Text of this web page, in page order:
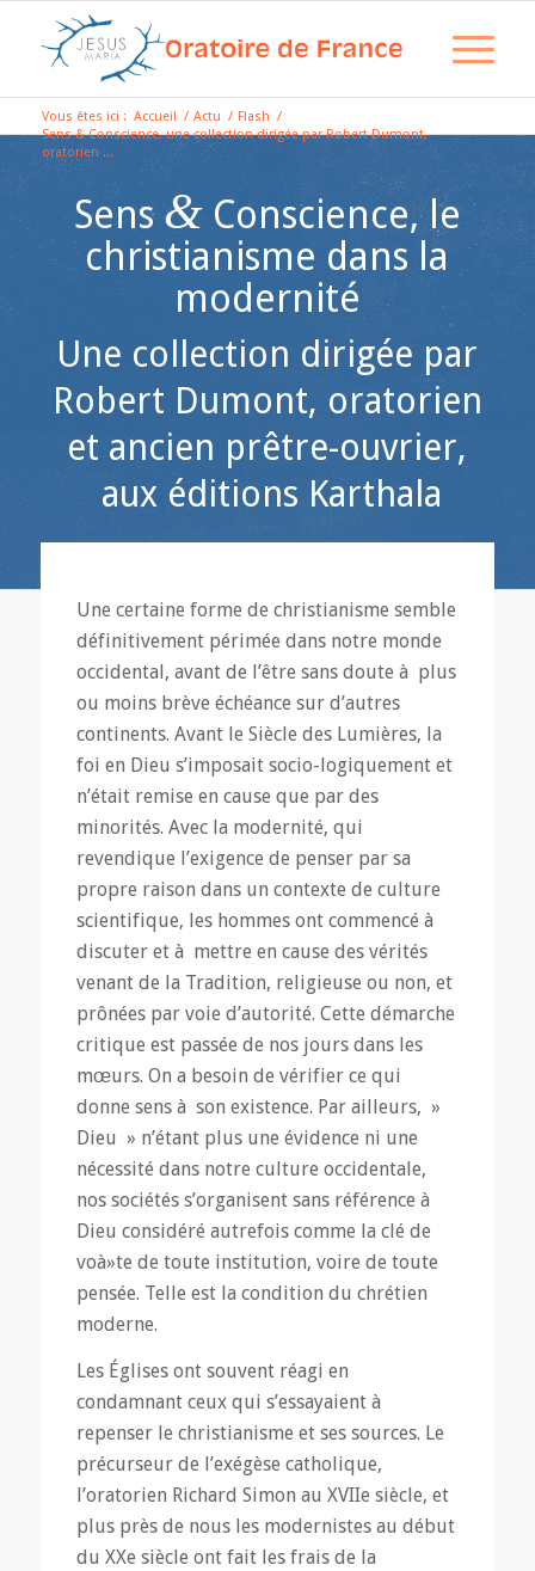
Vous êtes ici : Accueil / Actu / Flash /
Sens & Conscience, une collection dirigée par Robert Dumont,
oratorien ...
Sens&Conscience, le
christianisme dans la
modernité
Une collection dirigée par
Robert Dumont, oratorien
et ancien prêtre-ouvrier,
aux éditions Karthala
Une certaine forme de christianisme semble
définitivement périmée dans notre monde
occidental, avant de l’être sans doute à plus
ou moins brève échéance sur d’autres
continents. Avant le Siècle des Lumières, la
foi en Dieu s’imposait socio-logiquement et
n’était remise en cause que par des
minorités. Avec la modernité, qui
revendique l’exigence de penser par sa
propre raison dans un contexte de culture
scientifique, les hommes ont commencé à
discuter et à mettre en cause des vérités
venant de la Tradition, religieuse ou non, et
prônées par voie d’autorité. Cette démarche
critique est passée de nos jours dans les
mœurs. On a besoin de vérifier ce qui
donne sens à son existence. Par ailleurs, »
Dieu » n’étant plus une évidence ni une
nécessité dans notre culture occidentale,
nos sociétés s’organisent sans référence à
Dieu considéré autrefois comme la clé de
voà»te de toute institution, voire de toute
pensée. Telle est la condition du chrétien
moderne.
Les Églises ont souvent réagi en
condamnant ceux qui s’essayaient à
repenser le christianisme et ses sources. Le
précurseur de l’exégèse catholique,
l’oratorien Richard Simon au XVIIe siècle, et
plus près de nous les modernistes au début
du XXe siècle ont fait les frais de la